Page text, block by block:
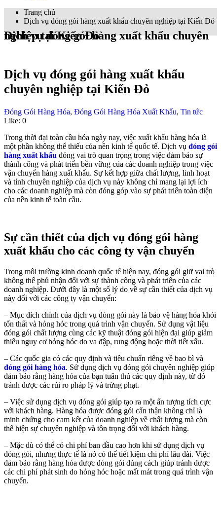
Trang chủ
Dịch vụ đóng gói hàng xuất khẩu chuyên nghiệp tại Kiến Đỏ
Dịch vụ đóng gói hàng xuất khẩu chuyên nghiệp tại Kiến Đỏ
Dịch vụ đóng gói hàng xuất khẩu
chuyên nghiệp tại Kiến Đỏ
Đóng Gói Hàng Hóa, Đóng Gói Hàng Hóa Xuất Khẩu, Tin tức
Like: 0
Trong thời đại toàn cầu hóa ngày nay, việc xuất khẩu hàng hóa là
một phần không thể thiếu của nền kinh tế quốc tế. Dịch vụ đóng gói
hàng xuất khẩu đóng vai trò quan trọng trong việc đảm bảo sự
thành công và phát triển bền vững của các doanh nghiệp trong việc
vận chuyển hàng xuất khẩu. Sự kết hợp giữa chất lượng, linh hoạt
và tính chuyên nghiệp của dịch vụ này không chỉ mang lại lợi ích
cho các doanh nghiệp mà còn đóng góp vào sự phát triển toàn diện
của nền kinh tế toàn cầu.
Sự cần thiết của dịch vụ đóng gói hàng
xuất khẩu cho các công ty vận chuyển
Trong môi trường kinh doanh quốc tế hiện nay, đóng gói giữ vai trò
không thể phủ nhận đối với sự thành công và phát triển của các
doanh nghiệp. Dưới đây là một số lý do về sự cần thiết của dịch vụ
này đối với các công ty vận chuyển:
– Mục đích chính của dịch vụ đóng gói này là bảo vệ hàng hóa khỏi
tổn thất và hỏng hóc trong quá trình vận chuyển. Sử dụng vật liệu
đóng gói chất lượng cùng các kỹ thuật đóng gói hiện đại giúp giảm
thiểu nguy cơ hỏng hóc do va đập, rung động hoặc thời tiết xấu.
– Các quốc gia có các quy định và tiêu chuẩn riêng về bao bì và
đóng gói hàng hóa. Sử dụng dịch vụ đóng gói chuyên nghiệp giúp
đảm bảo rằng hàng hóa của bạn tuân thủ các quy định này, từ đó
tránh được các rủi ro pháp lý và trừng phạt.
– Việc sử dụng dịch vụ đóng gói giúp tạo ra một ấn tượng tích cực
với khách hàng. Hàng hóa được đóng gói cẩn thận không chỉ là
minh chứng cho cam kết của doanh nghiệp về chất lượng mà còn
thể hiện sự chuyên nghiệp và tôn trọng đối với khách hàng.
– Mặc dù có thể có chi phí ban đầu cao hơn khi sử dụng dịch vụ
đóng gói, nhưng thực tế là nó có thể tiết kiệm chi phí lâu dài. Việc
đảm bảo rằng hàng hóa được đóng gói đúng cách giúp tránh được
các chi phí phát sinh do hỏng hóc hoặc mất mát trong quá trình vận
chuyển.